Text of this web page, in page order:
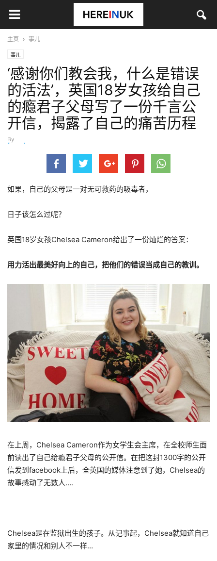
主页 事儿
事儿
‘感谢你们教会我，什么是错误
的活法’，英国18岁女孩给自己
的瘾君子父母写了一份千言公
开信，揭露了自己的痛苦历程
By
fangzhou
如果，自己的父母是一对无可救药的吸毒者，
日子该怎么过呢？
英国18岁女孩Chelsea Cameron给出了一份灿烂的答案：
用力活出最美好向上的自己，把他们的错误当成自己的教训。
在上周，Chelsea Cameron作为女学生会主席，在全校师生面
前读出了自己给瘾君子父母的公开信。在把这封1300字的公开
信发到facebook上后，全英国的媒体注意到了她，Chelsea的
故事感动了无数人….
Chelsea是在监狱出生的孩子。从记事起，Chelsea就知道自己
家里的情况和别人不一样…